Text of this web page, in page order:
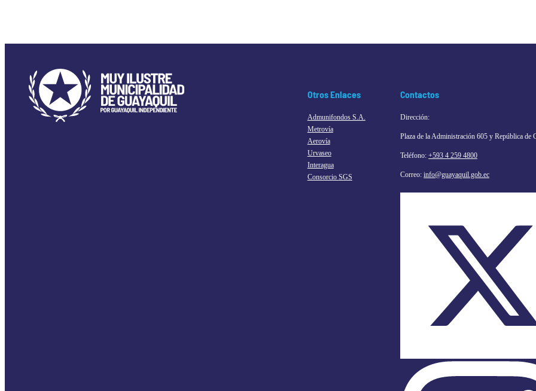
Otros Enlaces
Admunifondos S.A.
Metrovía
Aerovía
Urvaseo
Interagua
Consorcio SGS
Contactos
Dirección:
Plaza de la Administración 605 y República de
Teléfono:+593 4 259 4800
Correo:info@guayaquil.gob.ec